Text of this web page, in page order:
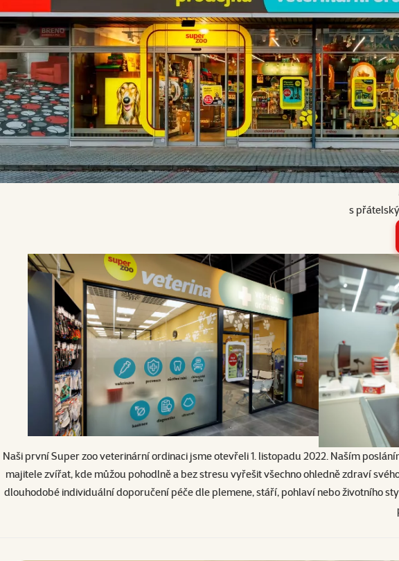
s
Naši první Super zoo veterinární ordinaci jsme otevřeli 1. listopadu 2022. Naším
majitele zvířat, kde můžou pohodlně a bez stresu vyřešit všechno ohledně zdraví
dlouhodobé individuální doporučení péče dle plemene, stáří, pohlaví nebo životního